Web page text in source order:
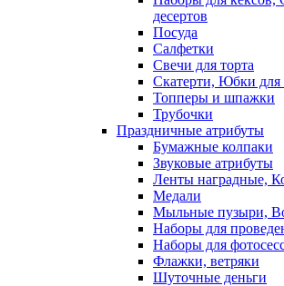
десертов
Посуда
Салфетки
Свечи для торта
Скатерти, Юбки для
Топперы и шпажки
Трубочки
Праздничные атрибуты
Бумажные колпаки
Звуковые атрибуты
Ленты наградные,
Медали
Мыльные пузыри,
Наборы для
Наборы для
Флажки, ветряки
Шуточные деньги